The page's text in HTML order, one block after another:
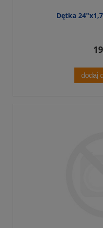
Dętka
dodaj